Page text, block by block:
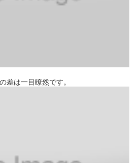
差は一目瞭然です。